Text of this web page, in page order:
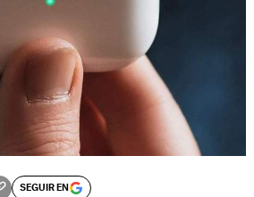
SEGUIR EN